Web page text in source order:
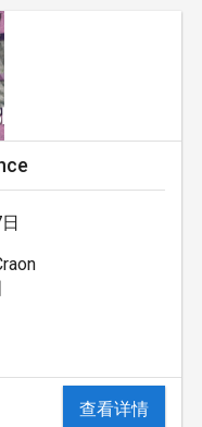
查看详情